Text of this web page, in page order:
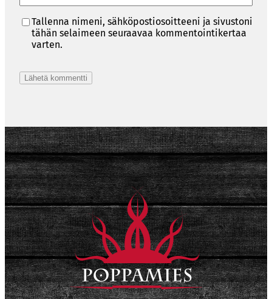
Tallenna nimeni, sähköpostiosoitteeni ja sivustoni
tähän selaimeen seuraavaa kommentointikertaa
varten.